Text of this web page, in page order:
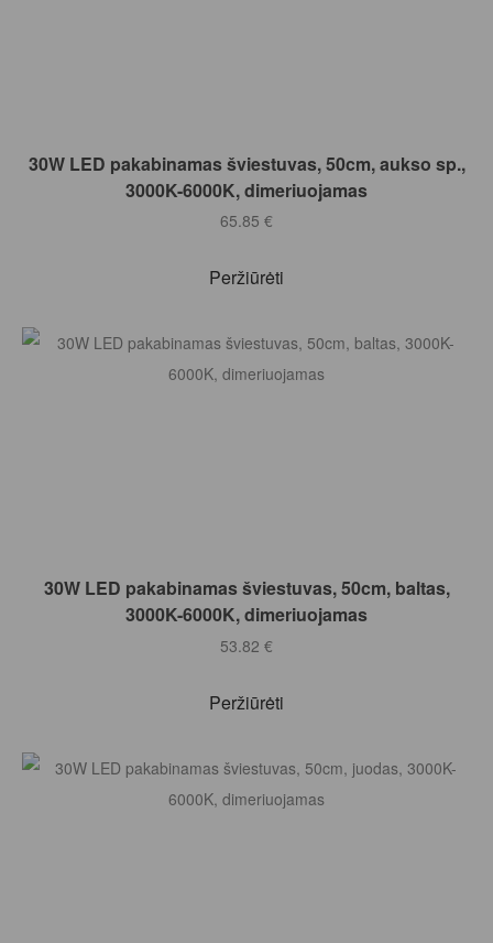
Į KREPŠELĮ
30W LED pakabinamas šviestuvas, 50cm, aukso sp.,
3000K-6000K, dimeriuojamas
65.85 €
Peržiūrėti
Į KREPŠELĮ
30W LED pakabinamas šviestuvas, 50cm, baltas,
3000K-6000K, dimeriuojamas
53.82 €
Peržiūrėti